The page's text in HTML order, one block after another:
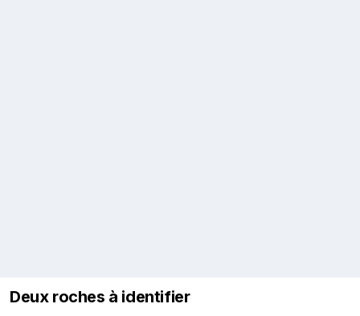
Deux roches à identifier